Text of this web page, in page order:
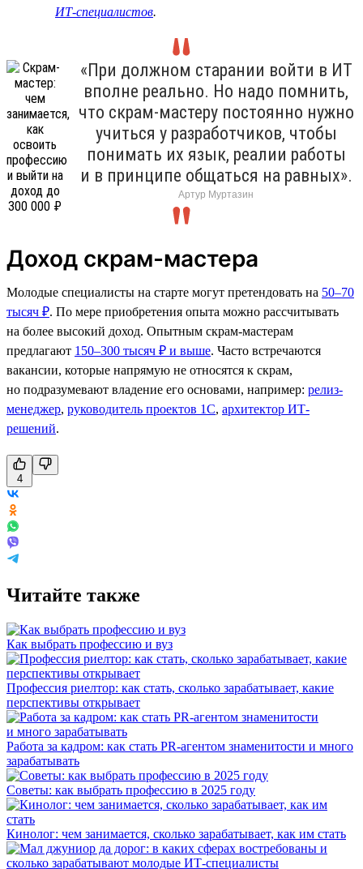
ИТ-специалистов.
«При должном старании войти в ИТ
вполне реально. Но надо помнить,
что скрам-мастеру постоянно нужно
учиться у разработчиков, чтобы
понимать их язык, реалии работы
и в принципе общаться на равных».
Артур Муртазин
Доход скрам-мастера
Молодые специалисты на старте могут претендовать на 50–70
тысяч ₽. По мере приобретения опыта можно рассчитывать
на более высокий доход. Опытным скрам-мастерам
предлагают 150–300 тысяч ₽ и выше. Часто встречаются
вакансии, которые напрямую не относятся к скрам,
но подразумевают владение его основами, например: релиз-
менеджер, руководитель проектов 1С, архитектор ИТ-
решений.
4
Читайте также
Как выбрать профессию и вуз
Профессия риелтор: как стать, сколько зарабатывает, какие
перспективы открывает
Работа за кадром: как стать PR-агентом знаменитости и много
зарабатывать
Советы: как выбрать профессию в 2025 году
Кинолог: чем занимается, сколько зарабатывает, как им стать